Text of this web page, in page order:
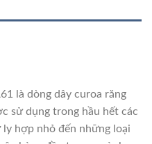
là dòng dây curoa răng
sử dụng trong hầu hết các
hợp nhỏ đến những loại